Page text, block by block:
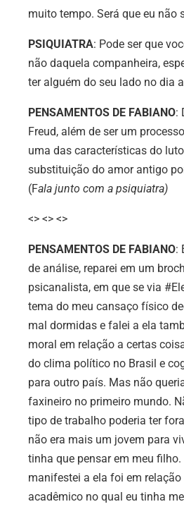
muito tempo. Será que eu não
PSIQUIATRA: Pode ser que
não daquela companheira,
ter alguém do seu lado no dia
PENSAMENTOS DE FABIANO:
Freud, além de ser um
uma das características do
substituição do amor antigo
(Fala junto com a psiquiatra)
<> <> <>
PENSAMENTOS DE FABIANO:
de análise, reparei em um
psicanalista, em que se via
tema do meu cansaço físico
mal dormidas e falei a ela
moral em relação a certas
do clima político no Brasil e
para outro país. Mas não
faxineiro no primeiro mundo.
tipo de trabalho poderia ter
não era mais um jovem para
tinha que pensar em meu
manifestei a ela foi em
acadêmico no qual eu tinha